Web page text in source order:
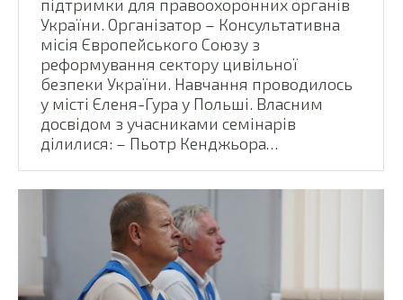
підтримки для правоохоронних органів
України. Організатор – Консультативна
місія Європейського Союзу з
реформування сектору цивільної
безпеки України. Навчання проводилось
у місті Єленя-Гура у Польші. Власним
досвідом з учасниками семінарів
ділилися: – Пьотр Кенджьора…